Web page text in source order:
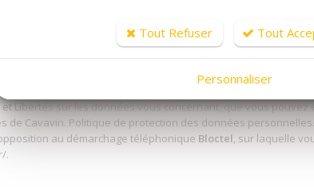
formulaire sont nécessaires à l'instruction de votre
et à la transmission aux services de Cavavin en charge
Libertés sur les données vous concernant, que vous pouvez
de Cavavin. Politique de protection des données personnelles
au démarchage téléphonique Bloctel, sur laquelle
.
Tout Refuser Tout
Personnaliser